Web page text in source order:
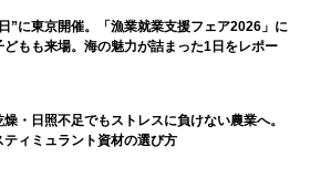
”に東京開催。「漁業就業支援フェア2026」に
どもも来場。海の魅力が詰まった1日をレポー
・日照不足でもストレスに負けない農業へ。
ティミュラント資材の選び方